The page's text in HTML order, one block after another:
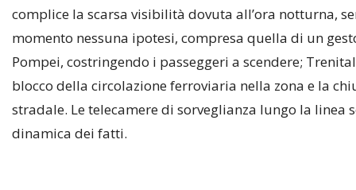
complice la scarsa visibilità dovuta all’ora notturna,
momento nessuna ipotesi, compresa quella di un
Pompei, costringendo i passeggeri a scendere;
blocco della circolazione ferroviaria nella zona e la
stradale. Le telecamere di sorveglianza lungo la
dinamica dei fatti.